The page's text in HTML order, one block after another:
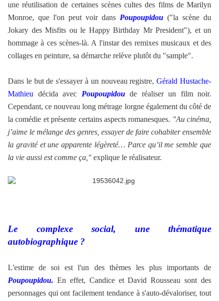
une réutilisation de certaines scènes cultes des films de Marilyn
Monroe, que l'on peut voir dans Poupoupidou ("la scène du
Jokary des Misfits ou le Happy Birthday Mr President"), et un
hommage à ces scènes-là. A l'instar des remixes musicaux et des
collages en peinture, sa démarche relève plutôt du "sample".
Dans le but de s'essayer à un nouveau registre,Gérald Hustache-
Mathieu décida avec Poupoupidoude réaliser un film noir.
Cependant, ce nouveau long métrage lorgne également du côté de
la comédie et présente certains aspects romanesques. "Au cinéma,
j’aime le mélange des genres, essayer de faire cohabiter ensemble
la gravité et une apparente légèreté… Parce qu’il me semble que
la vie aussi est comme ça," explique le réalisateur.
Le complexe social, une thématique
autobiographique ?
L'estime de soi est l'un des thèmes les plus importants de
Poupoupidou. En effet, Candice et David Rousseau sont des
personnages qui ont facilement tendance à s'auto-dévaloriser, tout